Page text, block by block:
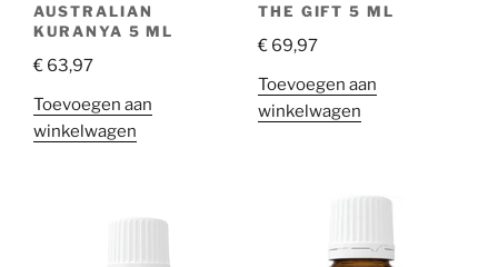
AUSTRALIAN
KURANYA 5 ML
€ 63,97
Toevoegen aan
winkelwagen
THE GIFT 5 ML
€69,97
Toevoegen aan
winkelwagen